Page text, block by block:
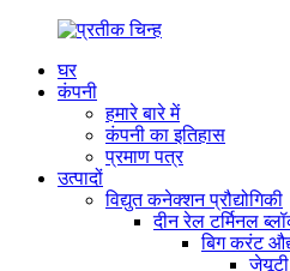
घर
कंपनी
हमारे बारे में
कंपनी का इतिहास
प्रमाण पत्र
उत्पादों
विद्युत कनेक्शन प्रौद्योगिकी
दीन रेल टर्मिनल
बिग करंट